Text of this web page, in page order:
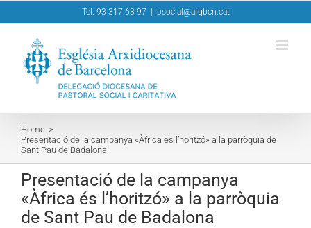
to
Tel. 93 317 63 97 psocial@arqbcn.cat
Home
Presentació de la campanya «Àfrica és l’horitzó» a la parròquia de
Sant Pau de Badalona
Presentació de la campanya
«Àfrica és l’horitzó» a la parròquia
de Sant Pau de Badalona